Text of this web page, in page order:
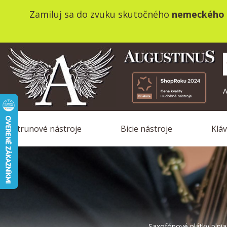
Zamiluj sa do zvuku skutočného
Strunové nástroje Bicie nástroje